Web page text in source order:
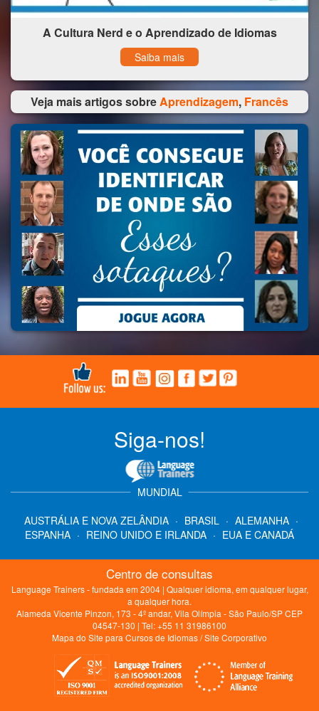
A Cultura Nerd e o Aprendizado de Idiomas
Saiba mais
Veja mais artigos sobreAprendizagem, Francês
Siga-nos!
MUNDIAL
AUSTRÁLIA E NOVA ZELÂNDIA · BRASIL · ALEMANHA ·
ESPANHA · REINO UNIDO E IRLANDA · EUA E CANADÁ
Centro de consultas
Language Trainers - fundada em 2004 | Qualquer idioma, em qualquer lugar,
a qualquer hora.
Alameda Vicente Pinzon, 173 - 4º andar, Vila Olímpia - São Paulo/SP CEP
04547-130 | Tel: +55 11 31986100
Mapa do Site para Cursos de Idiomas/Site Corporativo